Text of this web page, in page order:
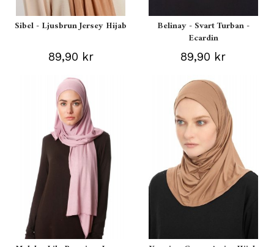
Sibel - Ljusbrun Jersey Hijab
89,90 kr
Belinay - Svart Turban -
Ecardin
89,90 kr